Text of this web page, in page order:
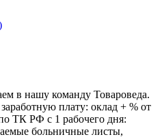
в нашу команду Товароведа.
плату: оклад + % от
ТК РФ с 1 рабочего дня:
больничные листы,